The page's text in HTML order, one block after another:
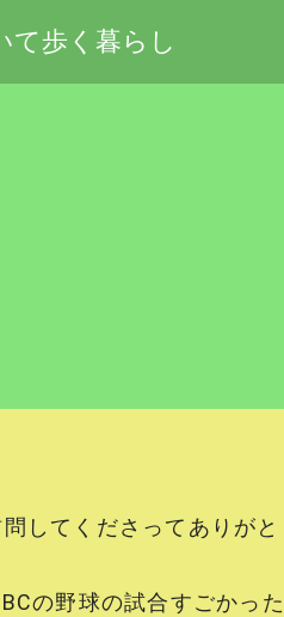
て歩く暮らし
してくださってありが
の野球の試合すごかっ